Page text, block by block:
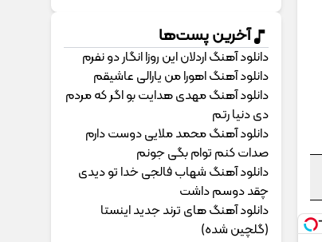
آخرین پست‌ها
دانلود آهنگ اردلان این روزا انگار دو نفرم
دانلود آهنگ اهورا من یارالی عاشیقم
دانلود آهنگ مهدی هدایت بو اگر که مردم
دی دنیا رتم
دانلود آهنگ محمد ملایی دوﺳﺖ دارم
ﺻﺪات ﻛﻨﻢ ﺗﻮام ﺑﮕﻰ ﺟﻮﻧﻢ
دانلود آهنگ شهاب فالجی خدا تو دیدی
چقد دوسم داشت
دانلود آهنگ های ترند جدید اینستا
(گلچین شده)